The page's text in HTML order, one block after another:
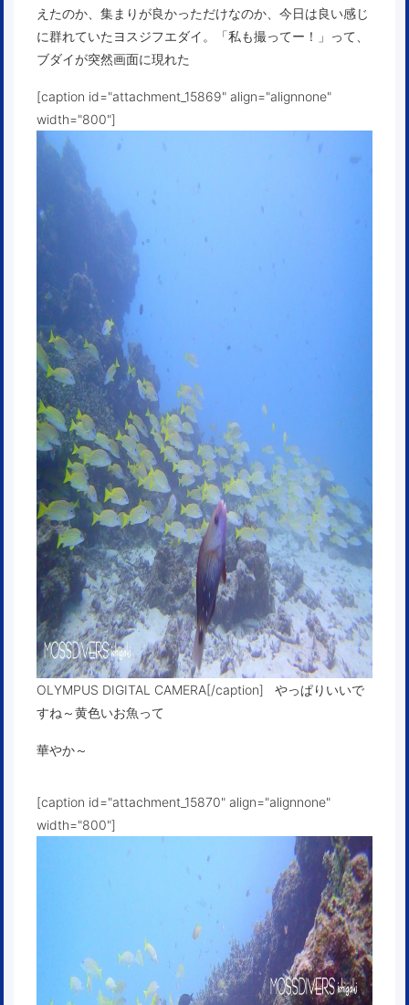
えたのか、集まりが良かっただけなのか、今日は良い感じ
に群れていたヨスジフエダイ。「私も撮ってー！」って、
ブダイが突然画面に現れた
[caption id="attachment_15869" align="alignnone"
width="800"]
OLYMPUS DIGITAL CAMERA[/caption] やっぱりいいで
すね～黄色いお魚って
華やか～
[caption id="attachment_15870" align="alignnone"
width="800"]